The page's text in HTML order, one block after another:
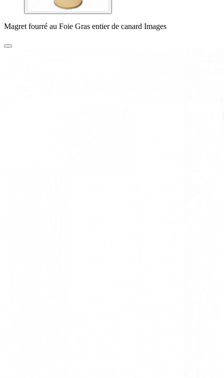
Magret fourré au Foie Gras entier de canard Images